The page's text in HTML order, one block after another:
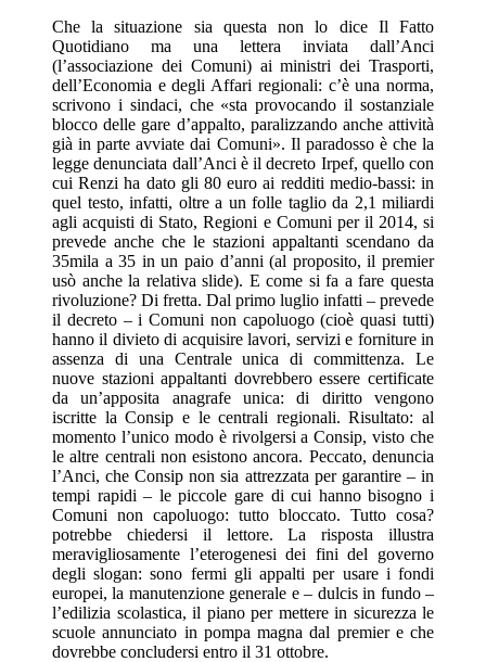
Che la situazione sia questa non lo dice Il Fatto
Quotidiano ma una lettera inviata dall’Anci
(l’associazione dei Comuni) ai ministri dei Trasporti,
dell’Economia e degli Affari regionali: c’è una norma,
scrivono i sindaci, che «sta provocando il sostanziale
blocco delle gare d’appalto, paralizzando anche attività
già in parte avviate dai Comuni». Il paradosso è che la
legge denunciata dall’Anci è il decreto Irpef, quello con
cui Renzi ha dato gli 80 euro ai redditi medio-bassi: in
quel testo, infatti, oltre a un folle taglio da 2,1 miliardi
agli acquisti di Stato, Regioni e Comuni per il 2014, si
prevede anche che le stazioni appaltanti scendano da
35mila a 35 in un paio d’anni (al proposito, il premier
usò anche la relativa slide). E come si fa a fare questa
rivoluzione? Di fretta. Dal primo luglio infatti – prevede
il decreto – i Comuni non capoluogo (cioè quasi tutti)
hanno il divieto di acquisire lavori, servizi e forniture in
assenza di una Centrale unica di committenza. Le
nuove stazioni appaltanti dovrebbero essere certificate
da un’apposita anagrafe unica: di diritto vengono
iscritte la Consip e le centrali regionali. Risultato: al
momento l’unico modo è rivolgersi a Consip, visto che
le altre centrali non esistono ancora. Peccato, denuncia
l’Anci, che Consip non sia attrezzata per garantire – in
tempi rapidi – le piccole gare di cui hanno bisogno i
Comuni non capoluogo: tutto bloccato. Tutto cosa?
potrebbe chiedersi il lettore. La risposta illustra
meravigliosamente l’eterogenesi dei fini del governo
degli slogan: sono fermi gli appalti per usare i fondi
europei, la manutenzione generale e – dulcis in fundo –
l’edilizia scolastica, il piano per mettere in sicurezza le
scuole annunciato in pompa magna dal premier e che
dovrebbe concludersi entro il 31 ottobre.